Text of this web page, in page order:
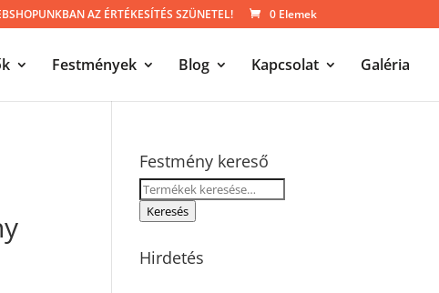
AZ ÉRTÉKESÍTÉS SZÜNETEL! 0 Elemek
Festmények Blog Kapcsolat Galéria
Festmény kereső
Keresés
a Keresés
Hirdetés